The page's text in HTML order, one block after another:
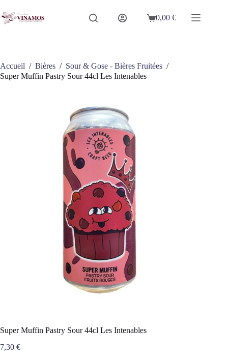
au
contenu
Panier
0,00€
Accueil / Bières / Sour & Gose - Bières Fruitées /
Super Muffin Pastry Sour 44cl Les Intenables
Super Muffin Pastry Sour 44cl Les Intenables
7,30 €